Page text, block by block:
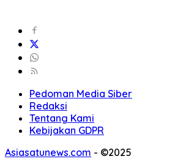
Pedoman Media Siber
Redaksi
Tentang Kami
Kebijakan GDPR
Asiasatunews.com - ©2025